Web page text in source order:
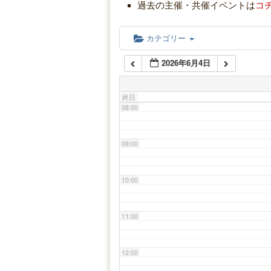
過去の主催・共催イベントはコ
カテゴリー
2026年6月4日
終日
06:00
07:00
08:00
09:00
10:00
11:00
12:00